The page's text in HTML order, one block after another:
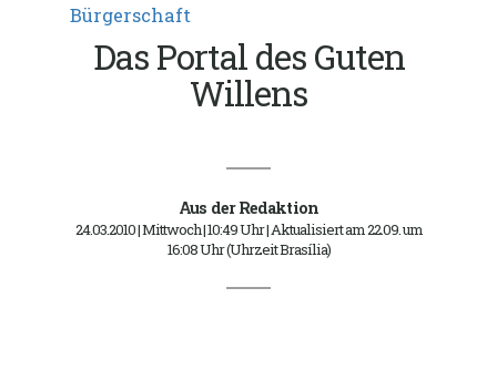
Bürgerschaft
Das Portal des Guten
Willens
Aus der Redaktion
24.03.2010 | Mittwoch | 10:49 Uhr | Aktualisiert am 22.09. um
16:08 Uhr (Uhrzeit Brasília)